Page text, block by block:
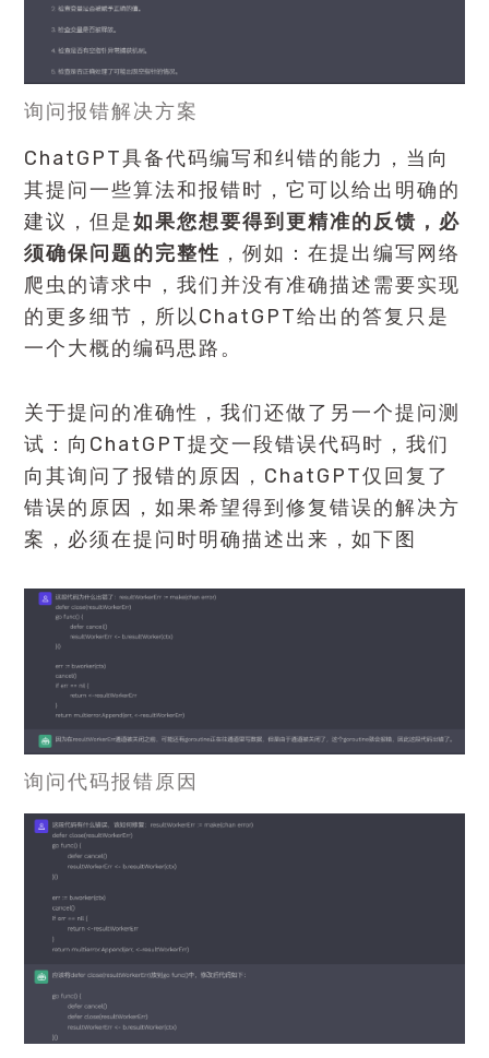
询问报错解决方案
ChatGPT具备代码编写和纠错的能力，当向
其提问一些算法和报错时，它可以给出明确的
建议，但是如果您想要得到更精准的反馈，必
须确保问题的完整性 ，例如：在提出编写网络
爬虫的请求中，我们并没有准确描述需要实现
的更多细节，所以ChatGPT给出的答复只是
一个大概的编码思路。
关于提问的准确性，我们还做了另一个提问测
试：向ChatGPT提交一段错误代码时，我们
向其询问了报错的原因，ChatGPT仅回复了
错误的原因，如果希望得到修复错误的解决方
案，必须在提问时明确描述出来，如下图
询问代码报错原因